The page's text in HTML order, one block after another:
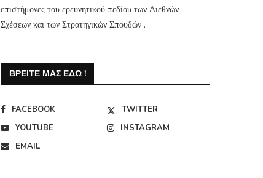
επιστήμονες του ερευνητικού πεδίου των Διεθνών
Σχέσεων και των Στρατηγικών Σπουδών .
ΒΡΕΊΤΕ ΜΑΣ ΕΔΏ !
FACEBOOK
TWITTER
YOUTUBE
INSTAGRAM
EMAIL